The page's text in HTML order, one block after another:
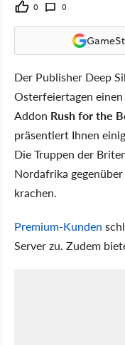
0 0
Der Publisher Deep
Osterfeiertagen
Addon Rush for the
präsentiert Ihnen
Die Truppen der
Nordafrika
krachen.
Premium-Kunden
Server zu. Zudem